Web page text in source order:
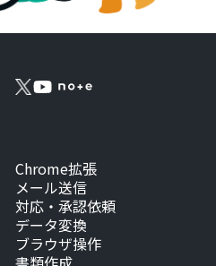
Chrome拡張
メール送信
対応・承認依頼
データ変換
ブラウザ操作